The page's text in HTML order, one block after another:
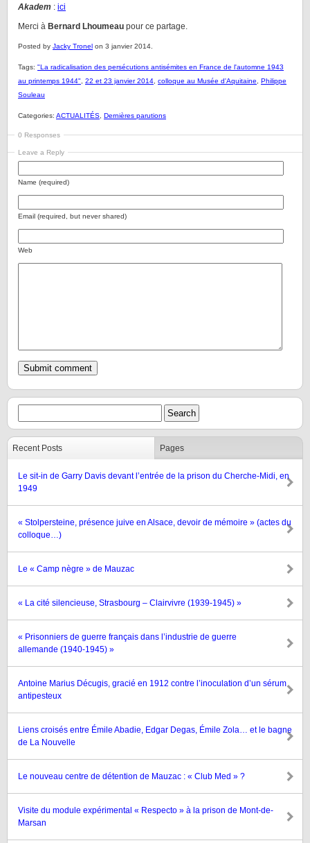
Akadem : ici
Merci à Bernard Lhoumeau pour ce partage.
Posted by Jacky Tronel on 3 janvier 2014.
Tags: "La radicalisation des persécutions antisémites en France de l'automne 1943
au printemps 1944" 22 et 23 janvier 2014 colloque au Musée d'Aquitaine
Philippe
Souleau
Categories: ACTUALITÉS Dernières parutions
0 Responses
Leave a Reply
Name (required)
Email (required, but never shared)
Web
Recent Posts Pages
Le sit-in de Garry Davis devant l’entrée de la prison du Cherche-Midi, en
1949
« Stolpersteine, présence juive en Alsace, devoir de mémoire » (actes du
colloque…)
Le « Camp nègre » de Mauzac
« La cité silencieuse, Strasbourg – Clairvivre (1939-1945) »
« Prisonniers de guerre français dans l’industrie de guerre
allemande (1940-1945) »
Antoine Marius Décugis, gracié en 1912 contre l’inoculation d’un sérum
antipesteux
Liens croisés entre Émile Abadie, Edgar Degas, Émile Zola… et le bagne
de La Nouvelle
Le nouveau centre de détention de Mauzac : « Club Med » ?
Visite du module expérimental « Respecto » à la prison de Mont-de-
Marsan